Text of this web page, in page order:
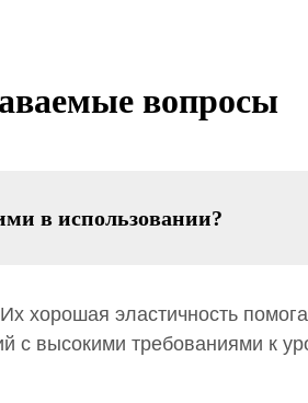
вопросы
в использовании?
хорошая эластичность
высокими требованиями к